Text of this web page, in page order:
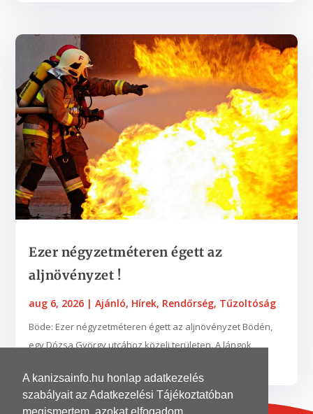
A kanizsainfo.hu honlap adatkezelés
szabályait az Adatkezelési Tájékoztatóban
megismertem, azokat elfogadom.
Ezer négyzetméteren égett az
aljnövényzet !
aug 6, 2026 |Ajánló, Hírek, Rendőrség, Tűzoltóság
Böde: Ezer négyzetméteren égett az aljnövényzet Bödén,
egy Dózsa György utcához közeli területen. A lángok